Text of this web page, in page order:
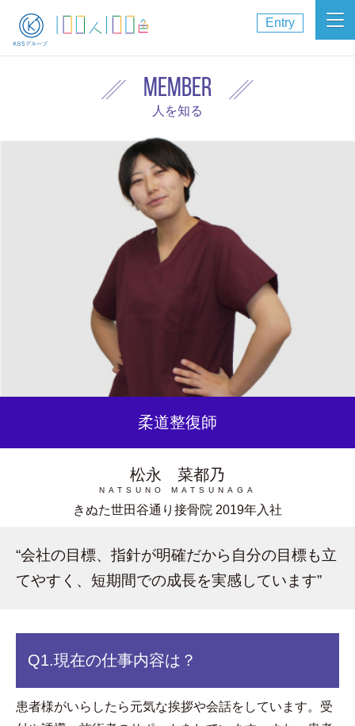
Entry
MEMBER
人を知る
柔道整復師
松永 菜都乃
NATSUNO MATSUNAGA
きぬた世田谷通り接骨院 2019年入社
“会社の目標、指針が明確だから自分の目標も立
てやすく、短期間での成長を実感しています”
Q1.現在の仕事内容は？
患者様がいらしたら元気な挨拶や会話をしています。受